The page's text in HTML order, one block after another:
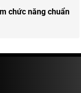
chức năng chuẩn